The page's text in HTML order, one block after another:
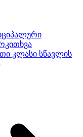
კლასი სწავლის